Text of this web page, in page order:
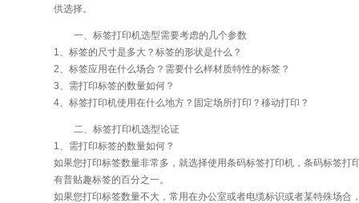
供选择。
一、标签打印机选型需要考虑的几个参数
1、标签的尺寸是多大？标签的形状是什么？
2、标签应用在什么场合？需要什么样材质特性的标签？
3、需打印标签的数量如何？
4、标签打印机使用在什么地方？固定场所打印？移动打印？
二、标签打印机选型论证
1、需打印标签的数量如何？
如果您打印标签数量非常多，就选择使用条码标签打印机，条码标签打
有普贴趣标签的百分之一。
如果您打印标签数量不大，常用在办公室或者电缆标识或者某特殊场合